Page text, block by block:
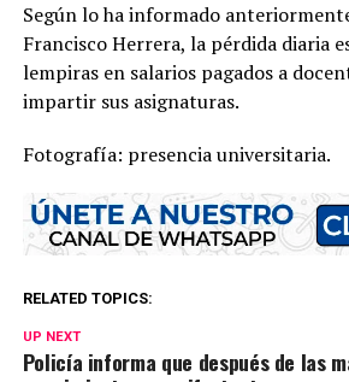
Según lo ha informado
Francisco Herrera, la pérdida diaria
lempiras en salarios pagados a
impartir sus asignaturas.
Fotografía: presencia universitaria.
RELATED TOPICS:
UP NEXT
Policía informa que después de las